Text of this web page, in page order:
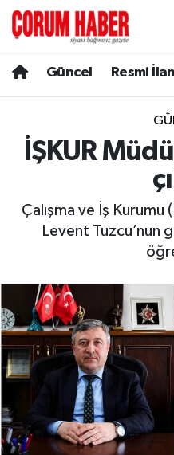
Güncel Resmi
İŞKUR
Çalışma ve İş Kurumu
Levent Tuzcu’nun
Spor
Resmi İlanlar
Bayat
Dodurga
İskilip
Kargı
Laçin
Hava Durumu
Çorum Namaz
Süper Lig Puan
Son Dakika
Haber Arşivi